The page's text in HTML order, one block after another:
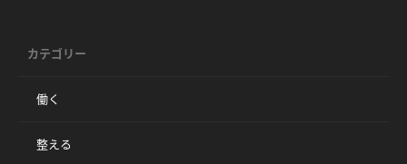
カテゴリー
働く
整える